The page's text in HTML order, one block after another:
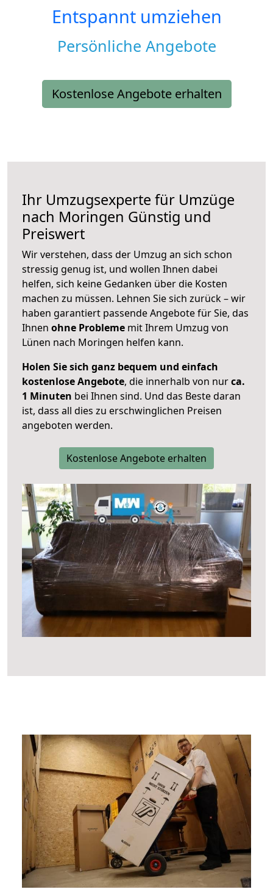
Entspannt umziehen
Persönliche Angebote
Kostenlose Angebote erhalten
Ihr Umzugsexperte für Umzüge
nach Moringen Günstig und
Preiswert
Wir verstehen, dass der Umzug an sich schon
stressig genug ist, und wollen Ihnen dabei
helfen, sich keine Gedanken über die Kosten
machen zu müssen. Lehnen Sie sich zurück – wir
haben garantiert passende Angebote für Sie, das
Ihnen ohne Probleme mit Ihrem Umzug von
Lünen nach Moringen helfen kann.
Holen Sie sich ganz bequem und einfach
kostenlose Angebote, die innerhalb von nurca.
1 Minuten bei Ihnen sind. Und das Beste daran
ist, dass all dies zu erschwinglichen Preisen
angeboten werden.
Kostenlose Angebote erhalten